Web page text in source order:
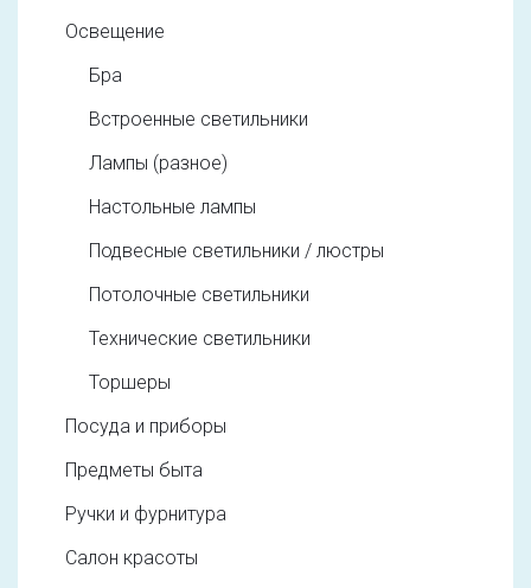
Освещение
Бра
Встроенные светильники
Лампы (разное)
Настольные лампы
Подвесные светильники / люстры
Потолочные светильники
Технические светильники
Торшеры
Посуда и приборы
Предметы быта
Ручки и фурнитура
Салон красоты